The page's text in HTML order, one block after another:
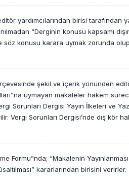
yardımcılarından birisi tarafından
“Derginin konusu kapsamı
söz konusu karara uymak zorunda
şekil ve içerik yönünden
uymayan makaleler hakem
Sorunları Dergisi Yayın İlkeleri ve
Vergi Sorunları Dergisi’nde dış kör
Formu”nda; “Makalenin
kararlarından birisini verirler.